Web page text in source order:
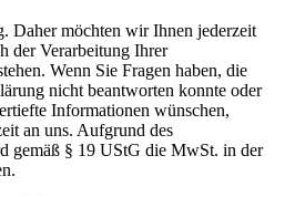
Daher möchten wir Ihnen jederzeit
der Verarbeitung Ihrer
Wenn Sie Fragen haben, die
nicht beantworten konnte oder
Informationen wünschen,
an uns. Aufgrund des
gemäß § 19 UStG die MwSt. in der